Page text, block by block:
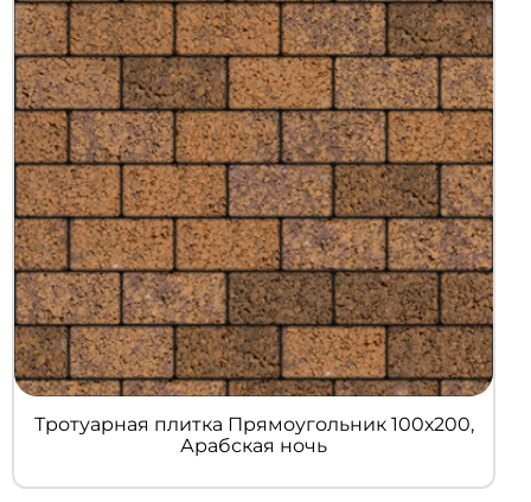
Тротуарная плитка Прямоугольник 100х200,
Арабская ночь